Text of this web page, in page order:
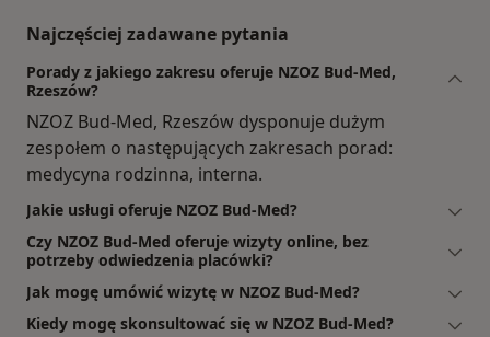
Najczęściej zadawane pytania
Porady z jakiego zakresu oferuje NZOZ Bud-Med,
Rzeszów?
NZOZ Bud-Med, Rzeszów dysponuje dużym
zespołem o następujących zakresach porad:
medycyna rodzinna, interna.
Jakie usługi oferuje NZOZ Bud-Med?
Czy NZOZ Bud-Med oferuje wizyty online, bez
potrzeby odwiedzenia placówki?
Jak mogę umówić wizytę w NZOZ Bud-Med?
Kiedy mogę skonsultować się w NZOZ Bud-Med?